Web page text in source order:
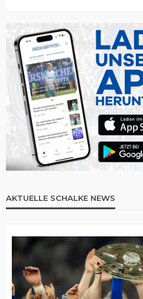
AKTUELLE SCHALKE NEWS